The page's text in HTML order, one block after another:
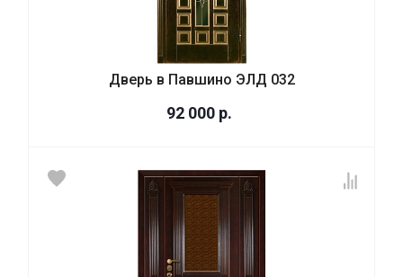
Дверь в Павшино ЭЛД 032
92 000 р.